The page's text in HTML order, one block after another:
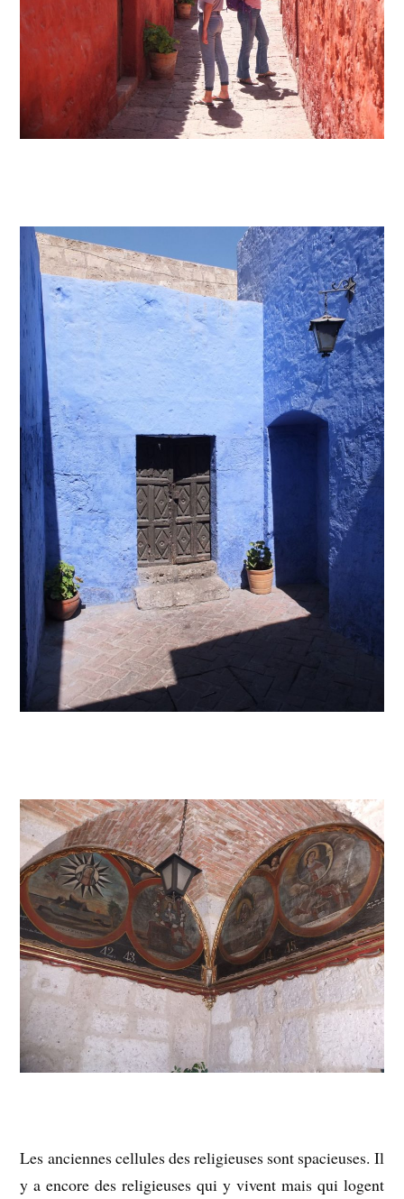
Les anciennes cellules des religieuses sont spacieuses. Il
y a encore des religieuses qui y vivent mais qui logent